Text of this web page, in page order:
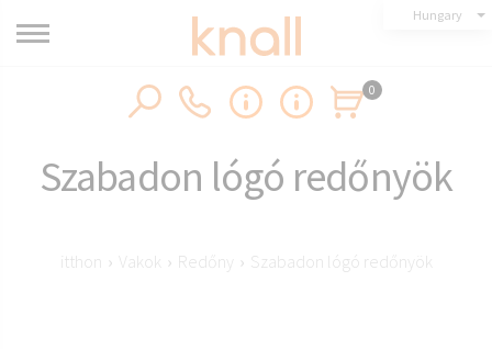
Hungary
0
Szabadon lógó redőnyök
itthon › Vakok › Redőny › Szabadon lógó redőnyök